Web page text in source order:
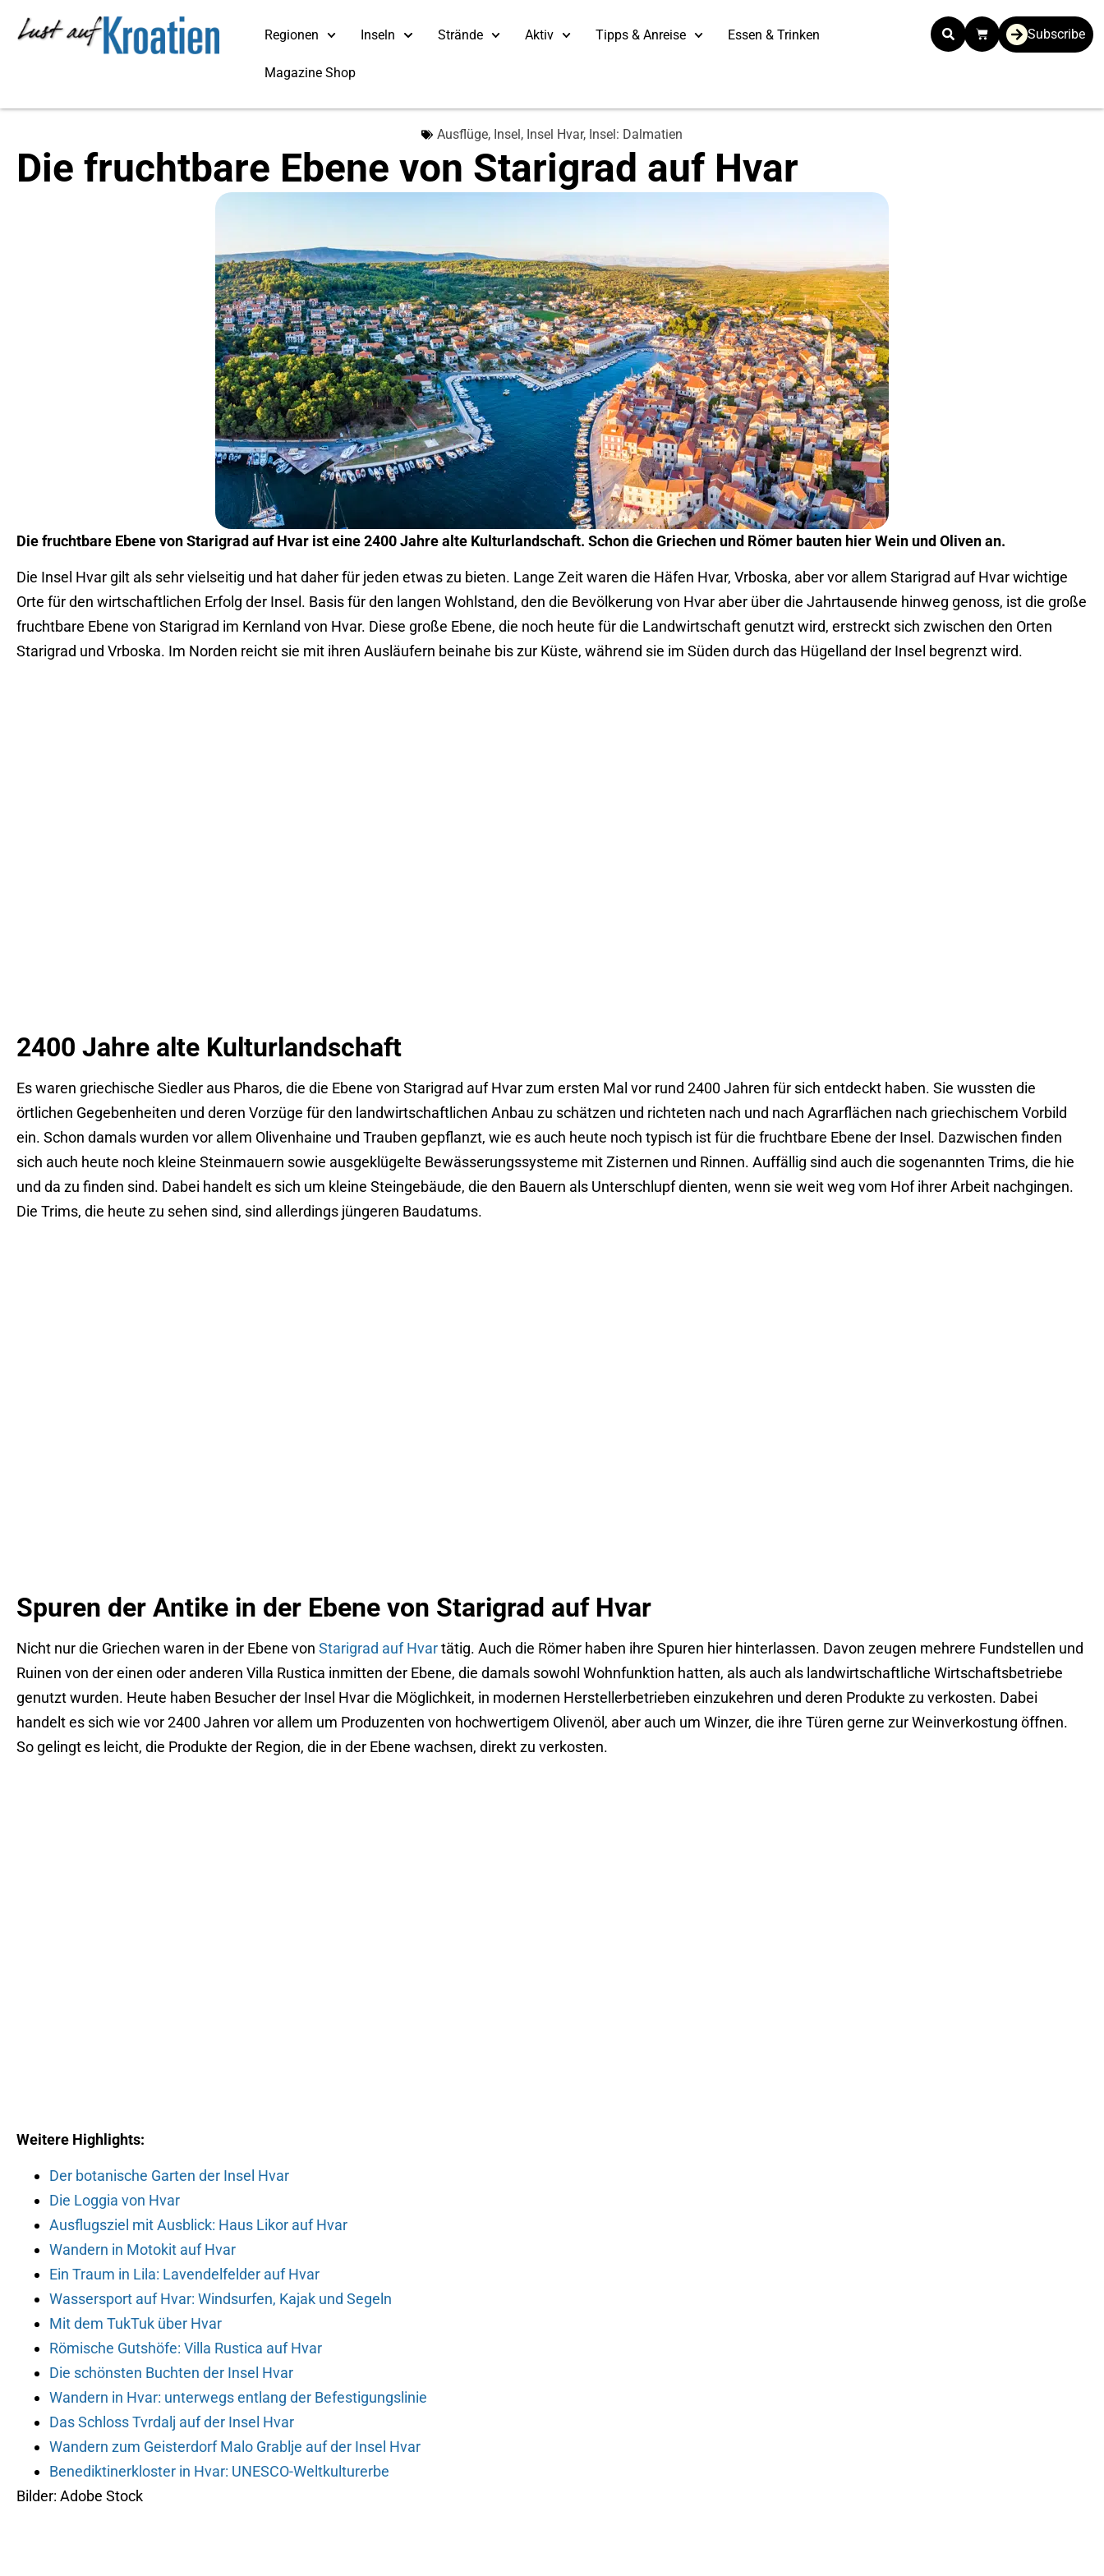
Regionen Inseln Strände Aktiv Tipps & Anreise Essen & Trinken
Magazine Shop
Subscribe
Ausflüge, Insel, Insel Hvar, Insel: Dalmatien
Die fruchtbare Ebene von Starigrad auf Hvar
Die fruchtbare Ebene von Starigrad auf Hvar ist eine 2400 Jahre alte Kulturlandschaft. Schon die Griechen und Römer bauten hier Wein und Oliven an.
Die Insel Hvar gilt als sehr vielseitig und hat daher für jeden etwas zu bieten. Lange Zeit waren die Häfen Hvar, Vrboska, aber vor allem Starigrad auf Hvar wichtige
Orte für den wirtschaftlichen Erfolg der Insel. Basis für den langen Wohlstand, den die Bevölkerung von Hvar aber über die Jahrtausende hinweg genoss, ist die große
fruchtbare Ebene von Starigrad im Kernland von Hvar. Diese große Ebene, die noch heute für die Landwirtschaft genutzt wird, erstreckt sich zwischen den Orten
Starigrad und Vrboska. Im Norden reicht sie mit ihren Ausläufern beinahe bis zur Küste, während sie im Süden durch das Hügelland der Insel begrenzt wird.
2400 Jahre alte Kulturlandschaft
Es waren griechische Siedler aus Pharos, die die Ebene von Starigrad auf Hvar zum ersten Mal vor rund 2400 Jahren für sich entdeckt haben. Sie wussten die
örtlichen Gegebenheiten und deren Vorzüge für den landwirtschaftlichen Anbau zu schätzen und richteten nach und nach Agrarflächen nach griechischem Vorbild
ein. Schon damals wurden vor allem Olivenhaine und Trauben gepflanzt, wie es auch heute noch typisch ist für die fruchtbare Ebene der Insel. Dazwischen finden
sich auch heute noch kleine Steinmauern sowie ausgeklügelte Bewässerungssysteme mit Zisternen und Rinnen. Auffällig sind auch die sogenannten Trims, die hie
und da zu finden sind. Dabei handelt es sich um kleine Steingebäude, die den Bauern als Unterschlupf dienten, wenn sie weit weg vom Hof ihrer Arbeit nachgingen.
Die Trims, die heute zu sehen sind, sind allerdings jüngeren Baudatums.
Spuren der Antike in der Ebene von Starigrad auf Hvar
Nicht nur die Griechen waren in der Ebene von Starigrad auf Hvartätig. Auch die Römer haben ihre Spuren hier hinterlassen. Davon zeugen mehrere Fundstellen und
Ruinen von der einen oder anderen Villa Rustica inmitten der Ebene, die damals sowohl Wohnfunktion hatten, als auch als landwirtschaftliche Wirtschaftsbetriebe
genutzt wurden. Heute haben Besucher der Insel Hvar die Möglichkeit, in modernen Herstellerbetrieben einzukehren und deren Produkte zu verkosten. Dabei
handelt es sich wie vor 2400 Jahren vor allem um Produzenten von hochwertigem Olivenöl, aber auch um Winzer, die ihre Türen gerne zur Weinverkostung öffnen.
So gelingt es leicht, die Produkte der Region, die in der Ebene wachsen, direkt zu verkosten.
Weitere Highlights:
Der botanische Garten der Insel Hvar
Die Loggia von Hvar
Ausflugsziel mit Ausblick: Haus Likor auf Hvar
Wandern in Motokit auf Hvar
Ein Traum in Lila: Lavendelfelder auf Hvar
Wassersport auf Hvar: Windsurfen, Kajak und Segeln
Mit dem TukTuk über Hvar
Römische Gutshöfe: Villa Rustica auf Hvar
Die schönsten Buchten der Insel Hvar
Wandern in Hvar: unterwegs entlang der Befestigungslinie
Das Schloss Tvrdalj auf der Insel Hvar
Wandern zum Geisterdorf Malo Grablje auf der Insel Hvar
Benediktinerkloster in Hvar: UNESCO-Weltkulturerbe
Bilder: Adobe Stock